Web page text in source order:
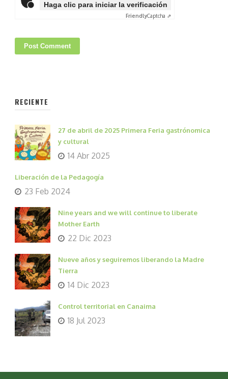
Haga clic para iniciar la verificación
FriendlyCaptcha ⇗
RECIENTE
27 de abril de 2025 Primera Feria gastrónomica
y cultural
14 Abr 2025
Liberación de la Pedagogía
23 Feb 2024
Nine years and we will continue to liberate
Mother Earth
22 Dic 2023
Nueve años y seguiremos liberando la Madre
Tierra
14 Dic 2023
Control territorial en Canaima
18 Jul 2023